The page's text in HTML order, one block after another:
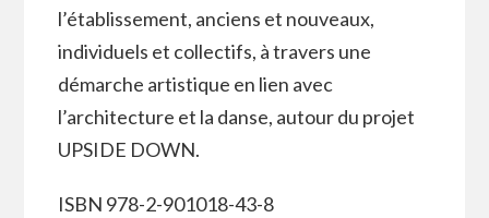
l’établissement, anciens et nouveaux,
individuels et collectifs, à travers une
démarche artistique en lien avec
l’architecture et la danse, autour du projet
UPSIDE DOWN.
ISBN 978-2-901018-43-8